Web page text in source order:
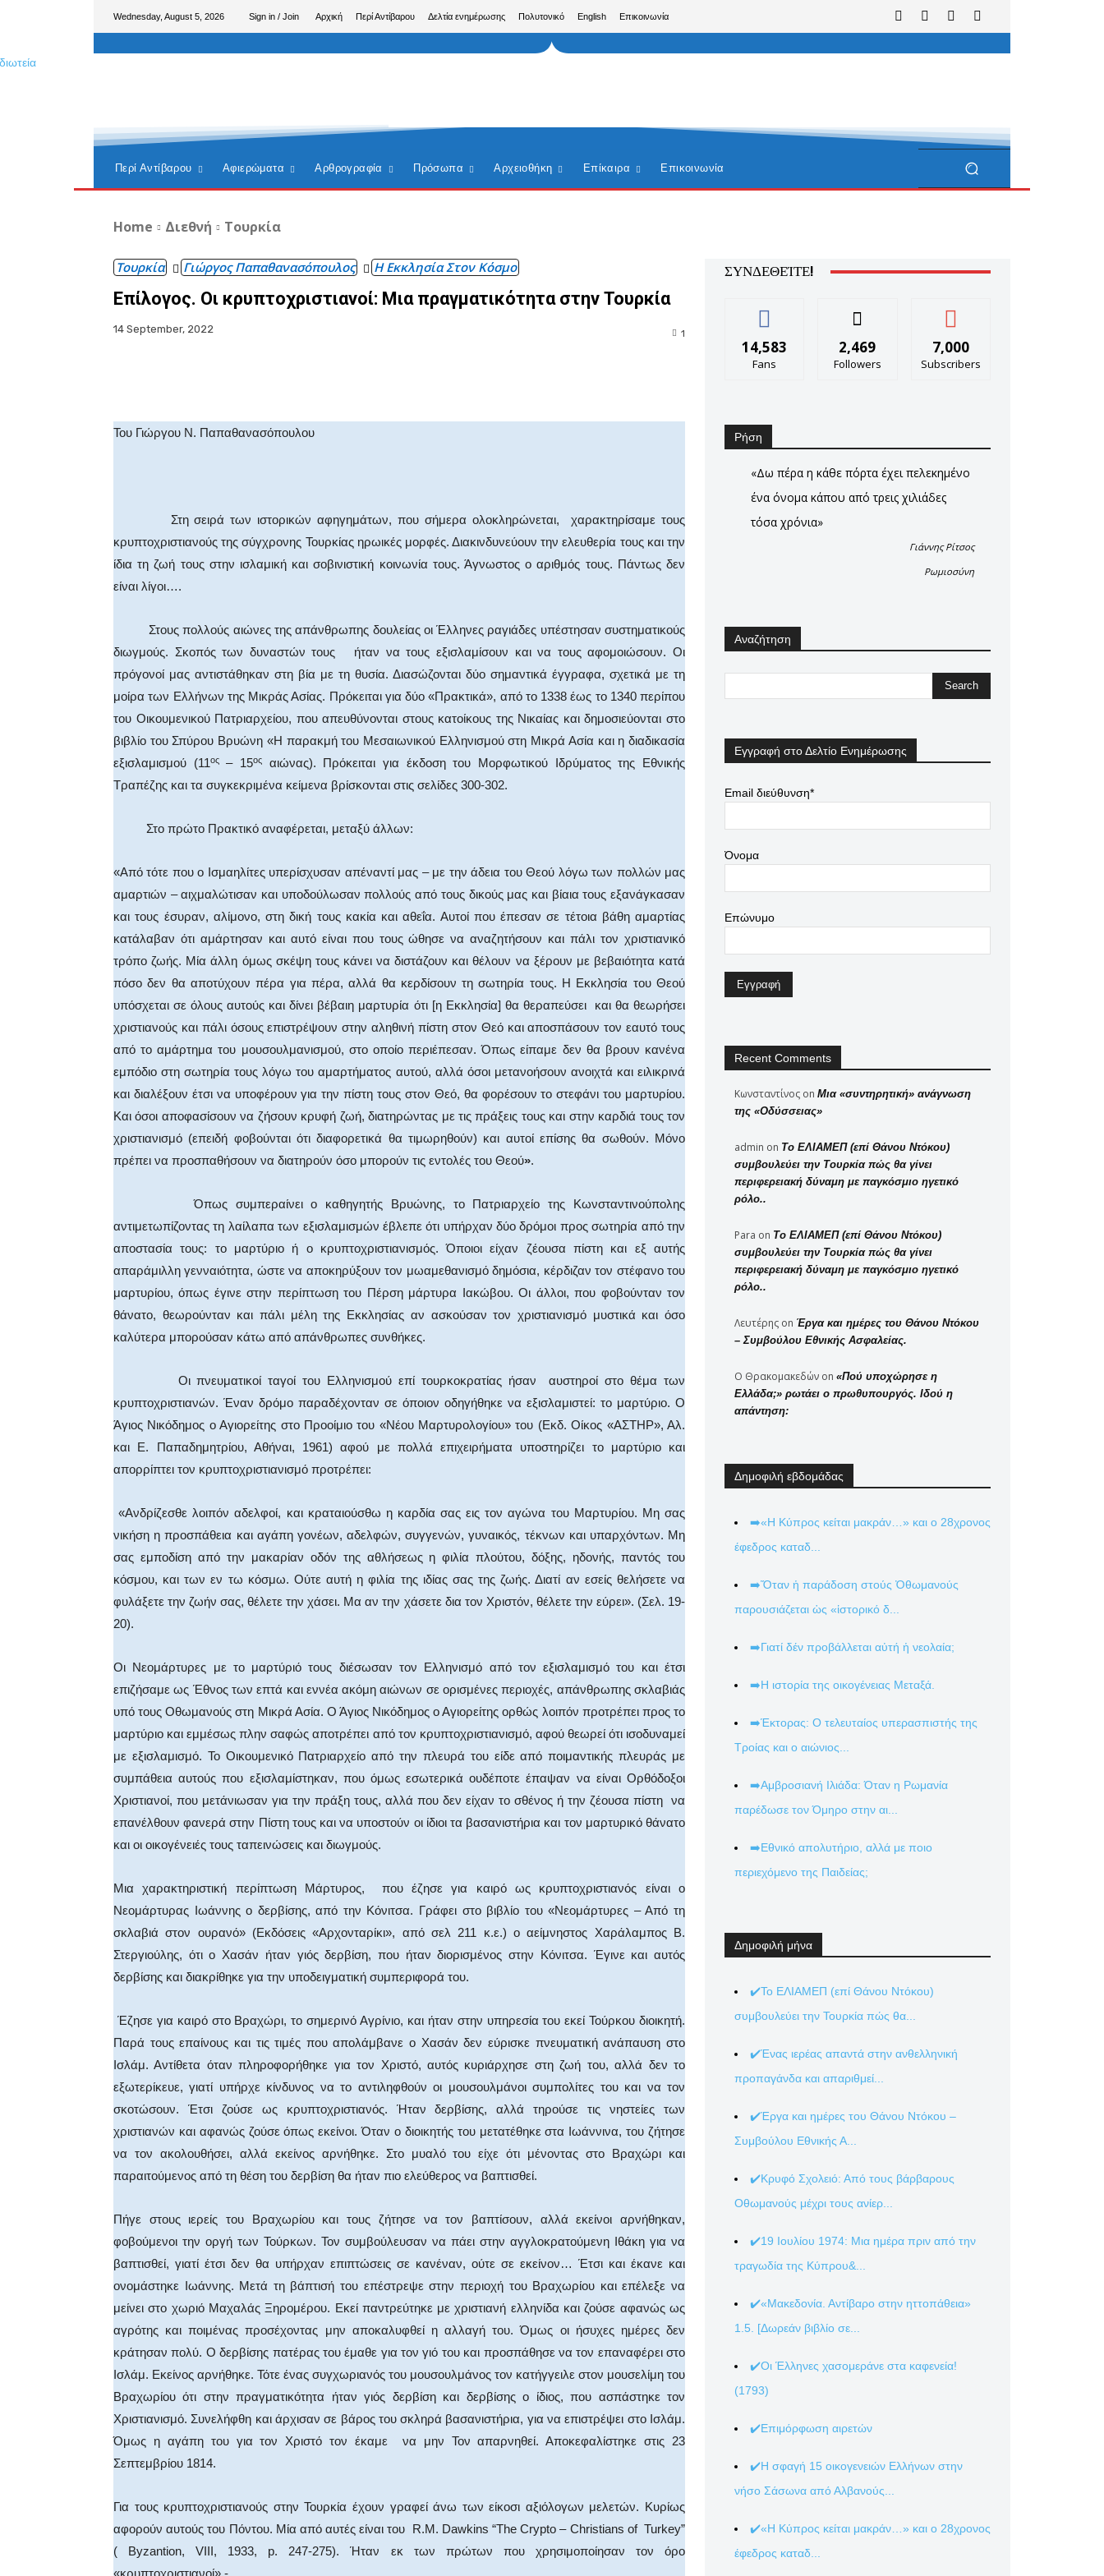
Wednesday, August 5, 2026 Sign in / Join Αρχική Περί Αντίβαρου Δελτία ενημέρωσης Πολυτονικό English Επικοινωνία
Περί Αντίβαρου Αφιερώματα Αρθρογραφία Πρόσωπα Αρχειοθήκη Επίκαιρα Επικοινωνία
Home Διεθνή Τουρκία
Τουρκία Γιώργος Παπαθανασόπουλος Η Εκκλησία Στον Κόσμο
Επίλογος. Οι κρυπτοχριστιανοί: Μια πραγματικότητα στην Τουρκία
14 September, 2022 1
Του Γιώργου Ν. Παπαθανασόπουλου
Στη σειρά των ιστορικών αφηγημάτων, που σήμερα ολοκληρώνεται, χαρακτηρίσαμε τους
κρυπτοχριστιανούς της σύγχρονης Τουρκίας ηρωικές μορφές. Διακινδυνεύουν την ελευθερία τους και την
ίδια τη ζωή τους στην ισλαμική και σοβινιστική κοινωνία τους. Άγνωστος ο αριθμός τους. Πάντως δεν
είναι λίγοι….
Στους πολλούς αιώνες της απάνθρωπης δουλείας οι Έλληνες ραγιάδες υπέστησαν συστηματικούς
διωγμούς. Σκοπός των δυναστών τους ήταν να τους εξισλαμίσουν και να τους αφομοιώσουν. Οι
πρόγονοί μας αντιστάθηκαν στη βία με τη θυσία. Διασώζονται δύο σημαντικά έγγραφα, σχετικά με τη
μοίρα των Ελλήνων της Μικράς Ασίας. Πρόκειται για δύο «Πρακτικά», από το 1338 έως το 1340 περίπου
του Οικουμενικού Πατριαρχείου, που απευθύνονται στους κατοίκους της Νικαίας και δημοσιεύονται στο
βιβλίο του Σπύρου Βρυώνη «Η παρακμή του Μεσαιωνικού Ελληνισμού στη Μικρά Ασία και η διαδικασία
εξισλαμισμού (11ος– 15ος
αιώνας). Πρόκειται για έκδοση του Μορφωτικού Ιδρύματος της Εθνικής
Τραπέζης και τα συγκεκριμένα κείμενα βρίσκονται στις σελίδες 300-302.
Στο πρώτο Πρακτικό αναφέρεται, μεταξύ άλλων:
«Από τότε που ο Ισμαηλίτες υπερίσχυσαν απέναντί μας – με την άδεια του Θεού λόγω των πολλών μας
αμαρτιών – αιχμαλώτισαν και υποδούλωσαν πολλούς από τους δικούς μας και βίαια τους εξανάγκασαν
και τους έσυραν, αλίμονο, στη δική τους κακία και αθεΐα. Αυτοί που έπεσαν σε τέτοια βάθη αμαρτίας
κατάλαβαν ότι αμάρτησαν και αυτό είναι που τους ώθησε να αναζητήσουν και πάλι τον χριστιανικό
τρόπο ζωής. Μία άλλη όμως σκέψη τους κάνει να διστάζουν και θέλουν να ξέρουν με βεβαιότητα κατά
πόσο δεν θα αποτύχουν πέρα για πέρα, αλλά θα κερδίσουν τη σωτηρία τους. Η Εκκλησία του Θεού
υπόσχεται σε όλους αυτούς και δίνει βέβαιη μαρτυρία ότι [η Εκκλησία] θα θεραπεύσει και θα θεωρήσει
χριστιανούς και πάλι όσους επιστρέψουν στην αληθινή πίστη στον Θεό και αποσπάσουν τον εαυτό τους
από το αμάρτημα του μουσουλμανισμού, στο οποίο περιέπεσαν. Όπως είπαμε δεν θα βρουν κανένα
εμπόδιο στη σωτηρία τους λόγω του αμαρτήματος αυτού, αλλά όσοι μετανοήσουν ανοιχτά και ειλικρινά
και διαλέξουν έτσι να υποφέρουν για την πίστη τους στον Θεό, θα φορέσουν το στεφάνι του μαρτυρίου.
Και όσοι αποφασίσουν να ζήσουν κρυφή ζωή, διατηρώντας με τις πράξεις τους και στην καρδιά τους τον
χριστιανισμό (επειδή φοβούνται ότι διαφορετικά θα τιμωρηθούν) και αυτοί επίσης θα σωθούν. Μόνο
πρέπει να προσπαθήσουν να διατηρούν όσο μπορούν τις εντολές του Θεού».
Όπως συμπεραίνει ο καθηγητής Βρυώνης, το Πατριαρχείο της Κωνσταντινούπολης
αντιμετωπίζοντας τη λαίλαπα των εξισλαμισμών έβλεπε ότι υπήρχαν δύο δρόμοι προς σωτηρία από την
αποστασία τους: το μαρτύριο ή ο κρυπτοχριστιανισμός. Όποιοι είχαν ζέουσα πίστη και εξ αυτής
απαράμιλλη γενναιότητα, ώστε να αποκηρύξουν τον μωαμεθανισμό δημόσια, κέρδιζαν τον στέφανο του
μαρτυρίου, όπως έγινε στην περίπτωση του Πέρση μάρτυρα Ιακώβου. Οι άλλοι, που φοβούνταν τον
θάνατο, θεωρούνταν και πάλι μέλη της Εκκλησίας αν ασκούσαν τον χριστιανισμό μυστικά και όσο
καλύτερα μπορούσαν κάτω από απάνθρωπες συνθήκες.
Οι πνευματικοί ταγοί του Ελληνισμού επί τουρκοκρατίας ήσαν αυστηροί στο θέμα των
κρυπτοχριστιανών. Έναν δρόμο παραδέχονταν σε όποιον οδηγήθηκε να εξισλαμιστεί: το μαρτύριο. Ο
Άγιος Νικόδημος ο Αγιορείτης στο Προοίμιο του «Νέου Μαρτυρολογίου» του (Εκδ. Οίκος «ΑΣΤΗΡ», Αλ.
και Ε. Παπαδημητρίου, Αθήναι, 1961) αφού με πολλά επιχειρήματα υποστηρίζει το μαρτύριο και
απορρίπτει τον κρυπτοχριστιανισμό προτρέπει:
«Ανδρίζεσθε λοιπόν αδελφοί, και κραταιούσθω η καρδία σας εις τον αγώνα του Μαρτυρίου. Μη σας
νικήση η προσπάθεια και αγάπη γονέων, αδελφών, συγγενών, γυναικός, τέκνων και υπαρχόντων. Μη
σας εμποδίση από την μακαρίαν οδόν της αθλήσεως η φιλία πλούτου, δόξης, ηδονής, παντός του
κόσμου, και των εν τω κόσμω. Ούτε αυτή η φιλία της ιδίας σας της ζωής. Διατί αν εσείς θελήσετε να
φυλάξετε την ζωήν σας, θέλετε την χάσει. Μα αν την χάσετε δια τον Χριστόν, θέλετε την εύρει». (Σελ. 19-
20).
Οι Νεομάρτυρες με το μαρτύριό τους διέσωσαν τον Ελληνισμό από τον εξισλαμισμό του και έτσι
επιζήσαμε ως Έθνος των επτά και εννέα ακόμη αιώνων σε ορισμένες περιοχές, απάνθρωπης σκλαβιάς
υπό τους Οθωμανούς στη Μικρά Ασία. Ο Άγιος Νικόδημος ο Αγιορείτης ορθώς λοιπόν προτρέπει προς το
μαρτύριο και εμμέσως πλην σαφώς αποτρέπει από τον κρυπτοχριστιανισμό, αφού θεωρεί ότι ισοδυναμεί
με εξισλαμισμό. Το Οικουμενικό Πατριαρχείο από την πλευρά του είδε από ποιμαντικής πλευράς με
συμπάθεια αυτούς που εξισλαμίστηκαν, που όμως εσωτερικά ουδέποτε έπαψαν να είναι Ορθόδοξοι
Χριστιανοί, που μετάνιωσαν για την πράξη τους, αλλά που δεν είχαν το σθένος ή την ζέουσα πίστη να
επανέλθουν φανερά στην Πίστη τους και να υποστούν οι ίδιοι τα βασανιστήρια και τον μαρτυρικό θάνατο
και οι οικογένειές τους ταπεινώσεις και διωγμούς.
Μια χαρακτηριστική περίπτωση Μάρτυρος, που έζησε για καιρό ως κρυπτοχριστιανός είναι ο
Νεομάρτυρας Ιωάννης ο δερβίσης, από την Κόνιτσα. Γράφει στο βιβλίο του «Νεομάρτυρες – Από τη
σκλαβιά στον ουρανό» (Εκδόσεις «Αρχονταρίκι», από σελ 211 κ.ε.) ο αείμνηστος Χαράλαμπος Β.
Στεργιούλης, ότι ο Χασάν ήταν γιός δερβίση, που ήταν διορισμένος στην Κόνιτσα. Έγινε και αυτός
δερβίσης και διακρίθηκε για την υποδειγματική συμπεριφορά του.
Έζησε για καιρό στο Βραχώρι, το σημερινό Αγρίνιο, και ήταν στην υπηρεσία του εκεί Τούρκου διοικητή.
Παρά τους επαίνους και τις τιμές που απολάμβανε ο Χασάν δεν εύρισκε πνευματική ανάπαυση στο
Ισλάμ. Αντίθετα όταν πληροφορήθηκε για τον Χριστό, αυτός κυριάρχησε στη ζωή του, αλλά δεν το
εξωτερίκευε, γιατί υπήρχε κίνδυνος να το αντιληφθούν οι μουσουλμάνοι συμπολίτες του και να τον
σκοτώσουν. Έτσι ζούσε ως κρυπτοχριστιανός. Ήταν δερβίσης, αλλά τηρούσε τις νηστείες των
χριστιανών και αφανώς ζούσε όπως εκείνοι. Όταν ο διοικητής του μετατέθηκε στα Ιωάννινα, του ζήτησε
να τον ακολουθήσει, αλλά εκείνος αρνήθηκε. Στο μυαλό του είχε ότι μένοντας στο Βραχώρι και
παραιτούμενος από τη θέση του δερβίση θα ήταν πιο ελεύθερος να βαπτισθεί.
Πήγε στους ιερείς του Βραχωρίου και τους ζήτησε να τον βαπτίσουν, αλλά εκείνοι αρνήθηκαν,
φοβούμενοι την οργή των Τούρκων. Τον συμβούλευσαν να πάει στην αγγλοκρατούμενη Ιθάκη για να
βαπτισθεί, γιατί έτσι δεν θα υπήρχαν επιπτώσεις σε κανέναν, ούτε σε εκείνον… Έτσι και έκανε και
ονομάστηκε Ιωάννης. Μετά τη βάπτισή του επέστρεψε στην περιοχή του Βραχωρίου και επέλεξε να
μείνει στο χωριό Μαχαλάς Ξηρομέρου. Εκεί παντρεύτηκε με χριστιανή ελληνίδα και ζούσε αφανώς ως
αγρότης και ποιμένας προσέχοντας μην αποκαλυφθεί η αλλαγή του. Όμως οι ήσυχες ημέρες δεν
κράτησαν πολύ. Ο δερβίσης πατέρας του έμαθε για τον γιό του και προσπάθησε να τον επαναφέρει στο
Ισλάμ. Εκείνος αρνήθηκε. Τότε ένας συγχωριανός του μουσουλμάνος τον κατήγγειλε στον μουσελίμη του
Βραχωρίου ότι στην πραγματικότητα ήταν γιός δερβίση και δερβίσης ο ίδιος, που ασπάστηκε τον
Χριστιανισμό. Συνελήφθη και άρχισαν σε βάρος του σκληρά βασανιστήρια, για να επιστρέψει στο Ισλάμ.
Όμως η αγάπη του για τον Χριστό τον έκαμε να μην Τον απαρνηθεί. Αποκεφαλίστηκε στις 23
Σεπτεμβρίου 1814.
Για τους κρυπτοχριστιανούς στην Τουρκία έχουν γραφεί άνω των είκοσι αξιόλογων μελετών. Κυρίως
αφορούν αυτούς του Πόντου. Μία από αυτές είναι του R.M. Dawkins “The Crypto – Christians of Turkey”
( Byzantion, VIII, 1933, p. 247-275). Ήταν εκ των πρώτων που χρησιμοποίησαν τον όρο
ΣΥΝΔΕΘΕΊΤΕ!
14,583
Fans
2,469
Followers
7,000
Subscribers
Ρήση
«Δω πέρα η κάθε πόρτα έχει πελεκημένο
ένα όνομα κάπου από τρεις χιλιάδες
τόσα χρόνια»
Γιάννης Ρίτσος
Ρωμιοσύνη
Αναζήτηση
Εγγραφή στο Δελτίο Ενημέρωσης
Email διεύθυνση*
Όνομα
Επώνυμο
Recent Comments
Κωνσταντίνος on Μια «συντηρητική» ανάγνωση
της «Οδύσσειας»
admin on Το ΕΛΙΑΜΕΠ (επί Θάνου Ντόκου)
συμβουλεύει την Τουρκία πώς θα γίνει
περιφερειακή δύναμη με παγκόσμιο ηγετικό
ρόλο..
Para on Το ΕΛΙΑΜΕΠ (επί Θάνου Ντόκου)
συμβουλεύει την Τουρκία πώς θα γίνει
περιφερειακή δύναμη με παγκόσμιο ηγετικό
ρόλο..
Λευτέρης on Έργα και ημέρες του Θάνου Ντόκου
– Συμβούλου Εθνικής Ασφαλείας.
Ο Θρακομακεδών on «Πού υποχώρησε η
Ελλάδα;» ρωτάει ο πρωθυπουργός. Ιδού η
απάντηση:
Δημοφιλή εβδομάδας
➡️«Η Κύπρος κείται μακράν…» και ο 28χρονος
έφεδρος καταδ...
➡️Ὅταν ἡ παράδοση στούς Ὀθωμανούς
παρουσιάζεται ὡς «ἱστορικό δ...
➡️Γιατί δέν προβάλλεται αὐτή ἡ νεολαία;
➡️Η ιστορία της οικογένειας Μεταξά.
➡️Έκτορας: Ο τελευταίος υπερασπιστής της
Τροίας και ο αιώνιος...
➡️Αμβροσιανή Ιλιάδα: Όταν η Ρωμανία
παρέδωσε τον Όμηρο στην αι...
➡️Εθνικό απολυτήριο, αλλά με ποιο
περιεχόμενο της Παιδείας;
Δημοφιλή μήνα
✔️Το ΕΛΙΑΜΕΠ (επί Θάνου Ντόκου)
συμβουλεύει την Τουρκία πώς θα...
✔️Ένας ιερέας απαντά στην ανθελληνική
προπαγάνδα και απαριθμεί...
✔️Έργα και ημέρες του Θάνου Ντόκου –
Συμβούλου Εθνικής Α...
✔️Κρυφό Σχολειό: Από τους βάρβαρους
Οθωμανούς μέχρι τους ανίερ...
✔️19 Ιουλίου 1974: Μια ημέρα πριν από την
τραγωδία της Κύπρου&...
✔️«Μακεδονία. Αντίβαρο στην ηττοπάθεια»
1.5. [Δωρεάν βιβλίο σε...
✔️Οι Έλληνες χασομεράνε στα καφενεία!
(1793)
✔️Επιμόρφωση αιρετών
✔️Η σφαγή 15 οικογενειών Ελλήνων στην
νήσο Σάσωνα από Αλβανούς...
✔️«Η Κύπρος κείται μακράν…» και ο 28χρονος
έφεδρος καταδ...